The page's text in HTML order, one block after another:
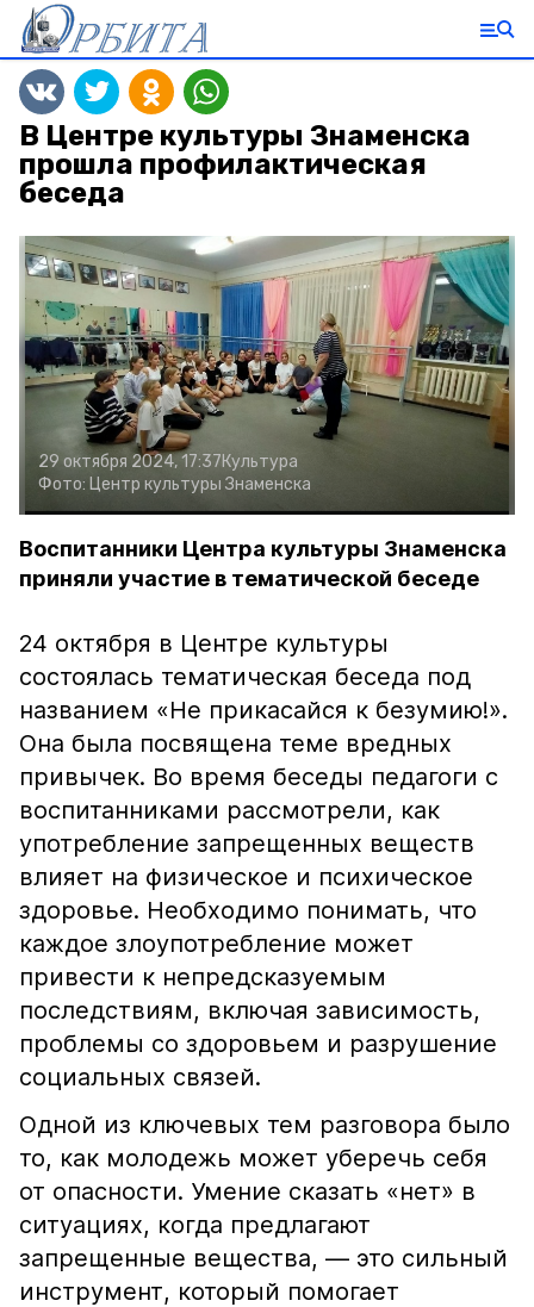
В Центре культуры Знаменска
прошла профилактическая
беседа
29 октября 2024, 17:37Культура
Фото: Центр культуры Знаменска
Воспитанники Центра культуры Знаменска
приняли участие в тематической беседе
24 октября в Центре культуры
состоялась тематическая беседа под
названием «Не прикасайся к безумию!».
Она была посвящена теме вредных
привычек. Во время беседы педагоги с
воспитанниками рассмотрели, как
употребление запрещенных веществ
влияет на физическое и психическое
здоровье. Необходимо понимать, что
каждое злоупотребление может
привести к непредсказуемым
последствиям, включая зависимость,
проблемы со здоровьем и разрушение
социальных связей.
Одной из ключевых тем разговора было
то, как молодежь может уберечь себя
от опасности. Умение сказать «нет» в
ситуациях, когда предлагают
запрещенные вещества, — это сильный
инструмент, который помогает